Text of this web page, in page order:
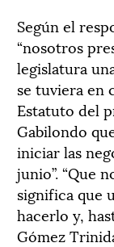
Según el
“nosotros
legislatura
se tuviera en
Estatuto del
Gabilondo
iniciar las
junio”. “Que
significa que
hacerlo y,
Gómez